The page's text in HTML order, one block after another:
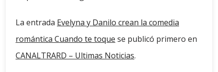
La entrada Evelyna y Danilo crean la comedia
romántica Cuando te toque se publicó primero en
CANALTRARD – Ultimas Noticias.